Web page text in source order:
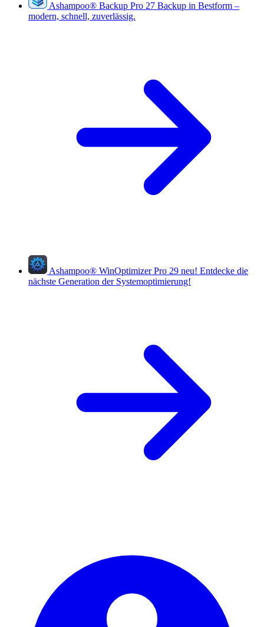
Ashampoo® Backup Pro 27 Backup in Bestform –
modern, schnell, zuverlässig.
Ashampoo® WinOptimizer Pro 29 neu! Entdecke die
nächste Generation der Systemoptimierung!